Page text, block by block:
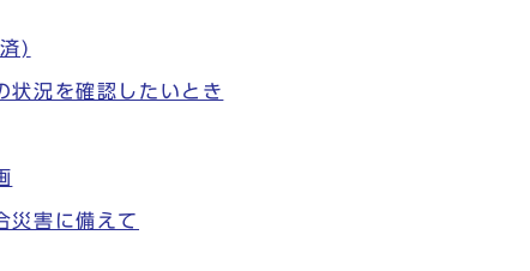
)
状況を確認したいとき
災害に備えて